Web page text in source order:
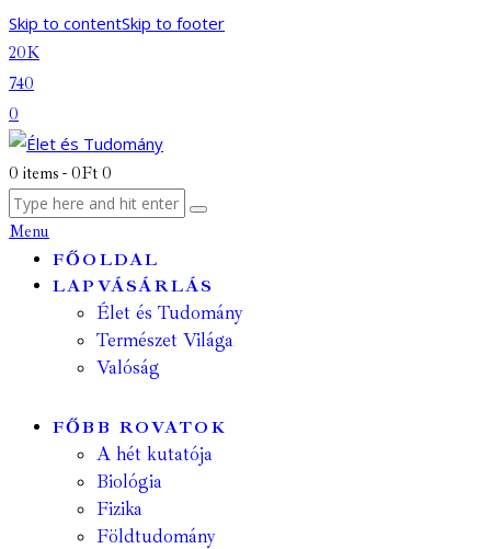
Skip to contentSkip to footer
20K
740
0
0 items - 0Ft 0
Menu
FŐOLDAL
LAPVÁSÁRLÁS
Élet és Tudomány
Természet Világa
Valóság
FŐBB ROVATOK
A hét kutatója
Biológia
Fizika
Földtudomány